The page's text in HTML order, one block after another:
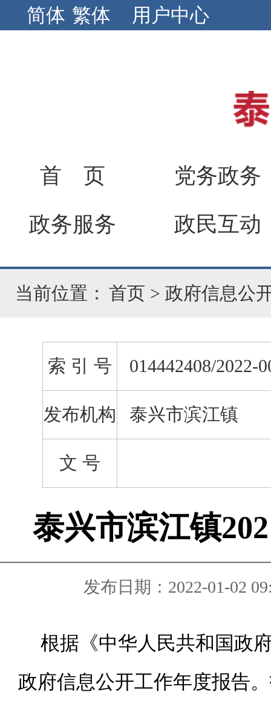
简体 繁体 用户中心
首 页
党务政务
政务服务
政民互动
当前位置： 首页 > 政府信息公
索 引 号 014442408/2022-
发布机构 泰兴市滨江镇
文 号
泰兴市滨江镇
发布日期：2022-01-02
根据《中华人民共和国政
政府信息公开工作年度报告